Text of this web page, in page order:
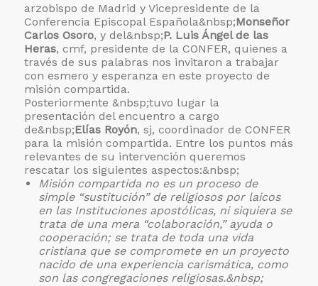
arzobispo de Madrid y Vicepresidente de la
Conferencia Episcopal Española&nbsp;Monseñor
Carlos Osoro, y del&nbsp;P. Luis Ángel de las
Heras, cmf, presidente de la CONFER, quienes a
través de sus palabras nos invitaron a trabajar
con esmero y esperanza en este proyecto de
misión compartida.
Posteriormente &nbsp;tuvo lugar la
presentación del encuentro a cargo
de&nbsp;Elías Royón, sj, coordinador de CONFER
para la misión compartida. Entre los puntos más
relevantes de su intervención queremos
rescatar los siguientes aspectos:&nbsp;
Misión compartida no es un proceso de
simple “sustitución” de religiosos por laicos
en las Instituciones apostólicas, ni siquiera se
trata de una mera “colaboración,” ayuda o
cooperación; se trata de toda una vida
cristiana que se compromete en un proyecto
nacido de una experiencia carismática, como
son las congregaciones religiosas.&nbsp;